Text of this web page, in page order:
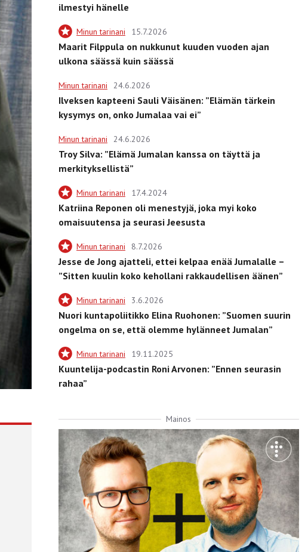
ilmestyi hänelle
Minun tarinani 15.7.2026
Maarit Filppula on nukkunut kuuden vuoden ajan
ulkona säässä kuin säässä
Minun tarinani 24.6.2026
Ilveksen kapteeni Sauli Väisänen: ”Elämän tärkein
kysymys on, onko Jumalaa vai ei”
Minun tarinani 24.6.2026
Troy Silva: ”Elämä Jumalan kanssa on täyttä ja
merkityksellistä”
Minun tarinani 17.4.2024
Katriina Reponen oli menestyjä, joka myi koko
omaisuutensa ja seurasi Jeesusta
Minun tarinani 8.7.2026
Jesse de Jong ajatteli, ettei kelpaa enää Jumalalle –
”Sitten kuulin koko kehollani rakkaudellisen äänen”
Minun tarinani 3.6.2026
Nuori kuntapoliitikko Elina Ruohonen: ”Suomen suurin
ongelma on se, että olemme hylänneet Jumalan”
Minun tarinani 19.11.2025
Kuuntelija-podcastin Roni Arvonen: ”Ennen seurasin
rahaa”
Mainos